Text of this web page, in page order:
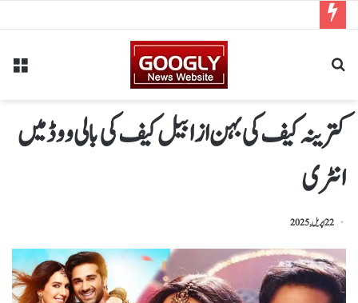
کترینہ کیف کی بہن ازابیل کیف کی بالی ووڈ میں
انٹری
22 اپریل, 2025